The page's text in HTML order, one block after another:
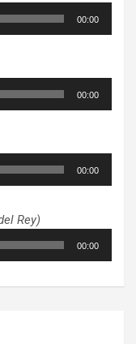
00:00
00:00
00:00
Rey)
00:00